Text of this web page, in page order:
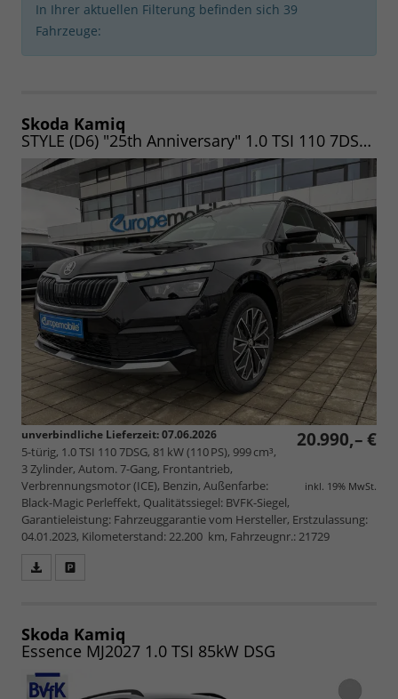
In Ihrer aktuellen Filterung befinden sich 39
Fahrzeuge:
Skoda Kamiq
STYLE (D6) "25th Anniversary" 1.0 TSI 110 7DSG VOLL-LED|CLIMA|WINTER|ALU|PDC|KAM|VIRTU|ACC|HECK|UVM. (Vorlauf 07.06.2026)
20.990,– €
inkl. 19% MwSt.
unverbindliche Lieferzeit:07.06.2026
5-türig, 1.0 TSI 110 7DSG, 81 kW (110 PS), 999 cm³,
3 Zylinder, Autom. 7-Gang, Frontantrieb,
Verbrennungsmotor (ICE), Benzin, Außenfarbe:
Black-Magic Perleffekt, Qualitätssiegel: BVFK-Siegel,
Garantieleistung: Fahrzeuggarantie vom Hersteller, Erstzulassung:
04.01.2023, Kilometerstand: 22.200 km, Fahrzeugnr.: 21729
speichern/drucken
Skoda Kamiq
Essence MJ2027 1.0 TSI 85kW DSG